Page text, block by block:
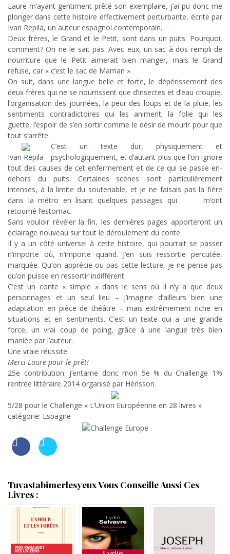
Laure m’ayant gentiment prêté son exemplaire, j’ai pu donc me
plonger dans cette histoire effectivement perturbante, écrite par
Ivan Repila, un auteur espagnol contemporain.
Deux frères, le Grand et le Petit, sont dans un puits. Pourquoi,
comment? On ne le sait pas. Avec eux, un sac à dos rempli de
nourriture que le Petit aimerait bien manger, mais le Grand
refuse, car « c’est le sac de Maman ».
On suit, dans une langue belle et forte, le dépérissement des
deux frères qui ne se nourrissent que d’insectes et d’eau croupie,
l’organisation des journées, la peur des loups et de la pluie, les
sentiments contradictoires qui les animent, la folie qui les
guette, l’espoir de s’en sortir comme le désir de mourir pour que
tout s’arrête.
Ivan Repila
C’est un texte dur, physiquement et
psychologiquement, et d’autant plus que l’on ignore
tout des causes de cet enfermement et de ce qui se passe en-
dehors du puits. Certaines scènes sont particulièrement
intenses, à la limite du soutenable, et je ne faisais pas la fière
dans la métro en lisant quelques passages qui m’ont
retourné l’estomac.
Sans vouloir révéler la fin, les dernières pages apporteront un
éclairage nouveau sur tout le déroulement du conte.
Il y a un côté universel à cette histoire, qui pourrait se passer
n’importe où, n’importe quand. J’en suis ressortie percutée,
marquée. Qu’on apprécie ou pas cette lecture, je ne pense pas
qu’on puisse en ressortir indifférent.
C’est un conte « simple » dans le sens où il n’y a que deux
personnages et un seul lieu – j’imagine d’ailleurs bien une
adaptation en pièce de théâtre – mais extrêmement riche en
situations et en sentiments. C’est un texte qui a une grande
force, un vrai coup de poing, grâce à une langue très bien
maniée par l’auteur.
Une vraie réussite.
Merci Laure pour le prêt!
25e contribution: j’entame donc mon 5e % du Challenge 1%
rentrée littéraire 2014 organisé par Hérisson.
5/28 pour le Challenge « L’Union Européenne en 28 livres »
catégorie: Espagne
Tuvastabimerlesyeux Vous Conseille Aussi Ces
Livres :